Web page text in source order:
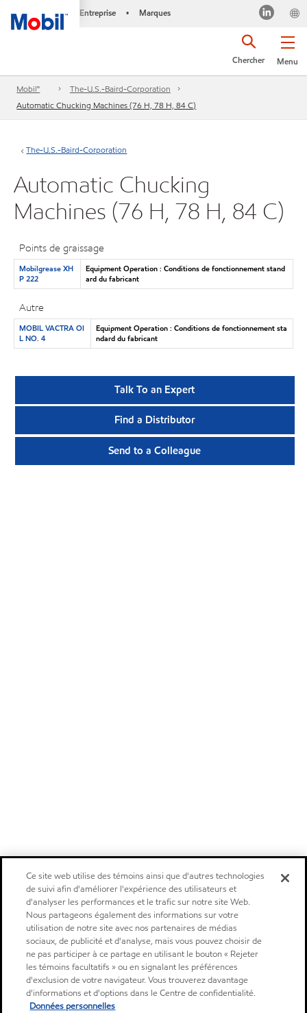
Entreprise • Marques
Menu
Chercher
Mobil™
The-U.S.-Baird-Corporation
Automatic Chucking Machines (76 H, 78 H, 84 C)
The-U.S.-Baird-Corporation
Automatic Chucking
Machines (76 H, 78 H, 84 C)
Points de graissage
Mobilgrease XH
P 222
Equipment Operation : Conditions de fonctionnement stand
ard du fabricant
Autre
MOBIL VACTRA OI
L NO. 4
Equipment Operation : Conditions de fonctionnement sta
ndard du fabricant
Talk To an Expert
Find a Distributor
Send to a Colleague
Ce site web utilise des témoins ainsi que d'autres technologies
de suivi afin d'améliorer l'expérience des utilisateurs et
d'analyser les performances et le trafic sur notre site Web.
Nous partageons également des informations sur votre
utilisation de notre site avec nos partenaires de médias
sociaux, de publicité et d'analyse, mais vous pouvez choisir de
ne pas participer à ce partage en utilisant le bouton « Rejeter
les témoins facultatifs » ou en signalant les préférences
d'exclusion de votre navigateur. Vous trouverez davantage
d'informations et d'options dans le Centre de confidentialité.
Données personnelles